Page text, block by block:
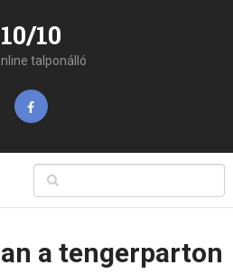
10/10
talponálló
a tengerparton